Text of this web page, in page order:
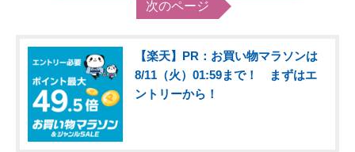
次のページ
【楽天】PR：お買い物マラソンは
8/11（火）01:59まで！ まずはエ
ントリーから！